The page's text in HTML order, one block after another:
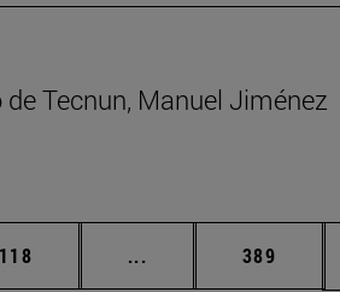
Tecnun, Manuel Jiménez
Página
118 ... Páginas intermedias
Página
389